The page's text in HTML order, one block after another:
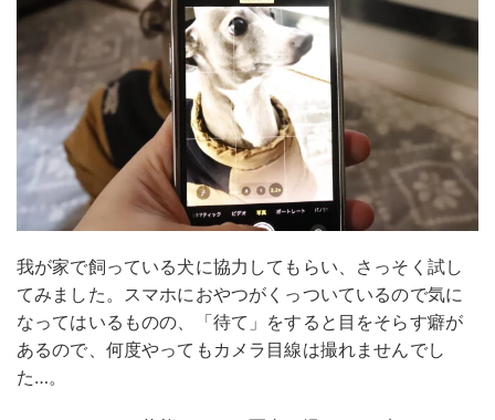
我が家で飼っている犬に協力してもらい、さっそく試し
てみました。スマホにおやつがくっついているので気に
なってはいるものの、「待て」をすると目をそらす癖が
あるので、何度やってもカメラ目線は撮れませんでし
た…。